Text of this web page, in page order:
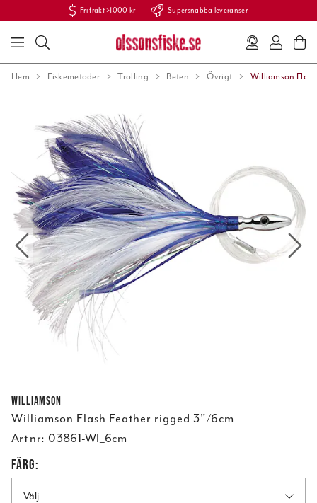
Fri frakt >1000 kr Supersnabba leveranser
Hem Fiskemetoder Trolling Beten Övrigt Williamson
Williamson
Williamson Flash Feather rigged 3"/6cm
Art nr: 03861-WI_6cm
FÄRG:
Välj